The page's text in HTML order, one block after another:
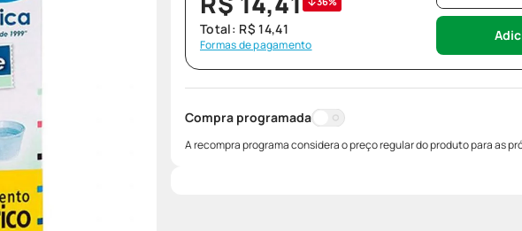
Total: R$ 14,41
Formas de pagamento
Compra programada
A recompra programa considera o preço regular do produto para as